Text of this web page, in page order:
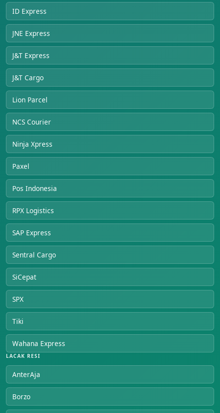
ID Express
JNE Express
J&T Express
J&T Cargo
Lion Parcel
NCS Courier
Ninja Xpress
Paxel
Pos Indonesia
RPX Logistics
SAP Express
Sentral Cargo
SiCepat
SPX
Tiki
Wahana Express
LACAK RESI
AnterAja
Borzo